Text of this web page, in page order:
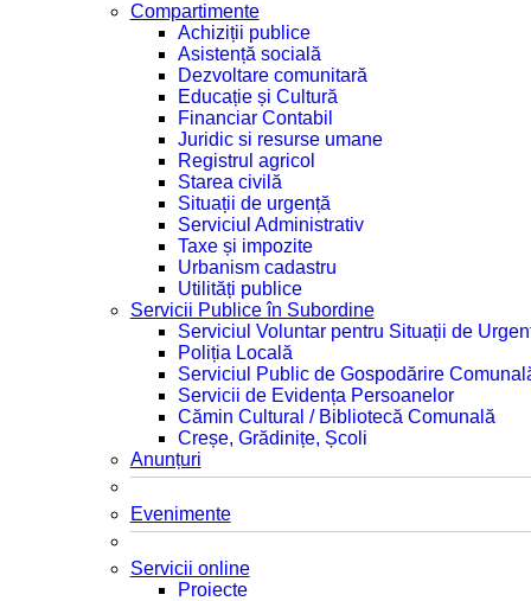
Compartimente
Achiziții publice
Asistență socială
Dezvoltare comunitară
Educație și Cultură
Financiar Contabil
Juridic si resurse umane
Registrul agricol
Starea civilă
Situații de urgență
Serviciul Administrativ
Taxe și impozite
Urbanism cadastru
Utilități publice
Servicii Publice în Subordine
Serviciul Voluntar pentru Situații de
Poliția Locală
Serviciul Public de Gospodărire
Servicii de Evidența Persoanelor
Cămin Cultural / Bibliotecă Comunală
Creșe, Grădinițe, Școli
Anunțuri
Evenimente
Servicii online
Proiecte